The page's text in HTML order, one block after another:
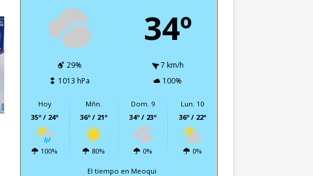
34º
29%
7 km/h
1013 hPa
100%
Hoy
35º / 24º
100%
Mñn.
36º / 21º
80%
Dom. 9
34º / 23º
0%
Lun. 10
36º / 22º
0%
El tiempo en Meoqui